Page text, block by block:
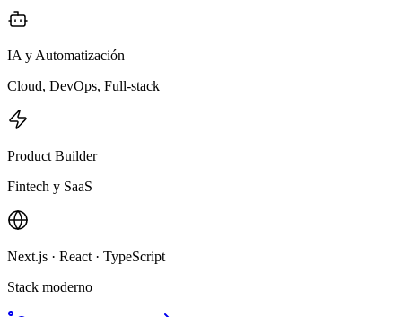
IA y Automatización
Cloud, DevOps, Full-stack
Product Builder
Fintech y SaaS
Next.js · React · TypeScript
Stack moderno